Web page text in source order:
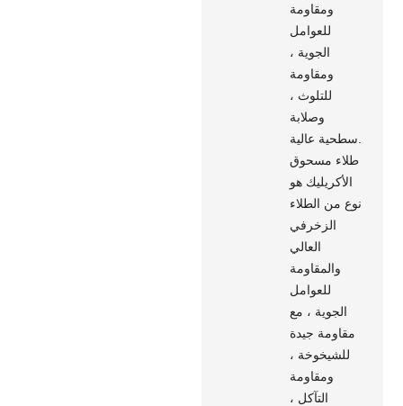
ومقاومة
للعوامل
الجوية ،
ومقاومة
للتلوث ،
وصلابة
طلاء مسحوق
الأكريليك هو
نوع من الطلاء
الزخرفي
العالي
والمقاومة
للعوامل
الجوية ، مع
مقاومة جيدة
للشيخوخة ،
ومقاومة
التآكل ،